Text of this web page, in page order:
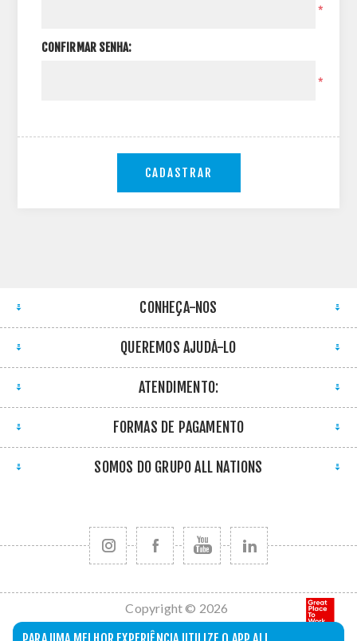
*
CONFIRMAR SENHA:
*
CADASTRAR
CONHEÇA-NOS
QUEREMOS AJUDÁ-LO
ATENDIMENTO:
FORMAS DE PAGAMENTO
SOMOS DO GRUPO ALL NATIONS
Copyright © 2026
All Nations. Todos